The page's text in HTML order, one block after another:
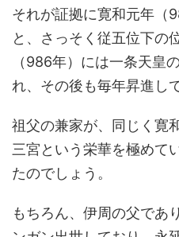
それが証拠に寛和元年（
と、さっそく従五位下の
（986年）には一条天皇
れ、その後も毎年昇進し
祖父の兼家が、同じく寛
三宮という栄華を極めて
たのでしょう。
もちろん、伊周の父であ